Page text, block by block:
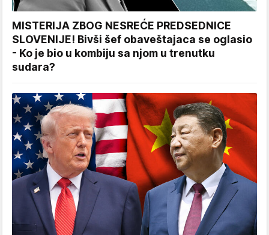
MISTERIJA ZBOG NESREĆE PREDSEDNICE
SLOVENIJE! Bivši šef obaveštajaca se oglasio
- Ko je bio u kombiju sa njom u trenutku
sudara?